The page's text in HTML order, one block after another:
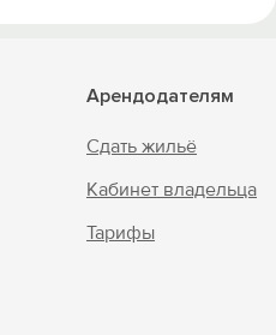
Арендодателям
Сдать жильё
Кабинет владельца
Тарифы